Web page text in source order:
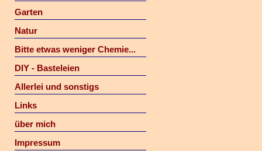
Garten
Natur
Bitte etwas weniger Chemie...
DIY - Basteleien
Allerlei und sonstigs
Links
über mich
Impressum